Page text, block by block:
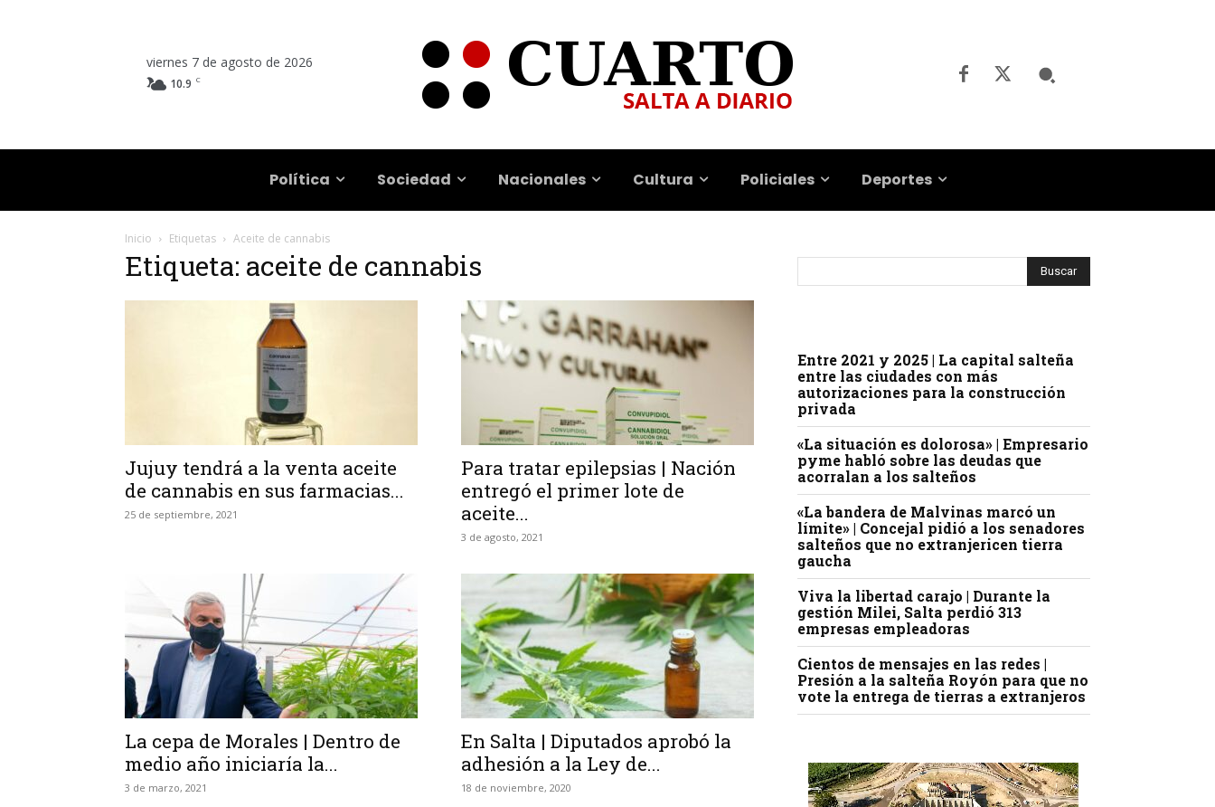
viernes 7 de agosto de 2026
10.9 C
Política Sociedad Nacionales Cultura Policiales Deportes
Inicio Etiquetas Aceite de cannabis
Etiqueta: aceite de cannabis
Jujuy tendrá a la venta aceite
de cannabis en sus farmacias...
25 de septiembre, 2021
Para tratar epilepsias | Nación
entregó el primer lote de
aceite...
3 de agosto, 2021
La cepa de Morales | Dentro de
medio año iniciaría la...
3 de marzo, 2021
En Salta | Diputados aprobó la
adhesión a la Ley de...
18 de noviembre, 2020
Entre 2021 y 2025 | La capital salteña
entre las ciudades con más
autorizaciones para la construcción
privada
«La situación es dolorosa» | Empresario
pyme habló sobre las deudas que
acorralan a los salteños
«La bandera de Malvinas marcó un
límite» | Concejal pidió a los senadores
salteños que no extranjericen tierra
gaucha
Viva la libertad carajo | Durante la
gestión Milei, Salta perdió 313
empresas empleadoras
Cientos de mensajes en las redes |
Presión a la salteña Royón para que no
vote la entrega de tierras a extranjeros